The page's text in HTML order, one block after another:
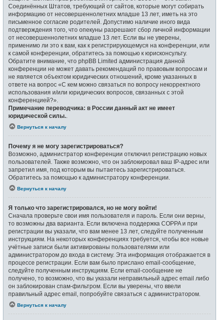
Соединённых Штатов, требующий от сайтов, которые могут собирать
информацию от несовершеннолетних младше 13 лет, иметь на это
письменное согласие родителей. Допустимо наличие иного вида
подтверждения того, что опекуны разрешают сбор личной информации
от несовершеннолетних младше 13 лет. Если вы не уверены,
применимо ли это к вам, как к регистрирующемуся на конференции, или
к самой конференции, обратитесь за помощью к юрисконсульту.
Обратите внимание, что phpBB Limited администрация данной
конференции не может давать рекомендаций по правовым вопросам и
не является объектом юридических отношений, кроме указанных в
ответе на вопрос «С кем можно связаться по вопросу некорректного
использования и/или юридических вопросов, связанных с этой
конференцией?».
Примечание переводчика: в России данный акт не имеет
юридической силы.
Вернуться к началу
Почему я не могу зарегистрироваться?
Возможно, администратор конференции отключил регистрацию новых
пользователей. Также возможно, что он заблокировал ваш IP-адрес или
запретил имя, под которым вы пытаетесь зарегистрироваться.
Обратитесь за помощью к администратору конференции.
Вернуться к началу
Я только что зарегистрировался, но не могу войти!
Сначала проверьте свои имя пользователя и пароль. Если они верны,
то возможны два варианта. Если включена поддержка COPPA и при
регистрации вы указали, что вам менее 13 лет, следуйте полученным
инструкциям. На некоторых конференциях требуется, чтобы все новые
учётные записи были активированы пользователями или
администратором до входа в систему. Эта информация отображается в
процессе регистрации. Если вам было прислано email-сообщение,
следуйте полученным инструкциям. Если email-сообщение не
получено, то возможно, что вы указали неправильный адрес email либо
он заблокирован спам-фильтром. Если вы уверены, что ввели
правильный адрес email, попробуйте связаться с администратором.
Вернуться к началу